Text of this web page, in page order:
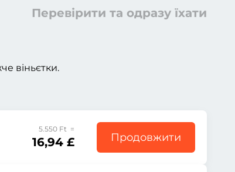
Перевірити та одразу їхати
віньєтки.
5.550 Ft =
16,94 £ Продовжити